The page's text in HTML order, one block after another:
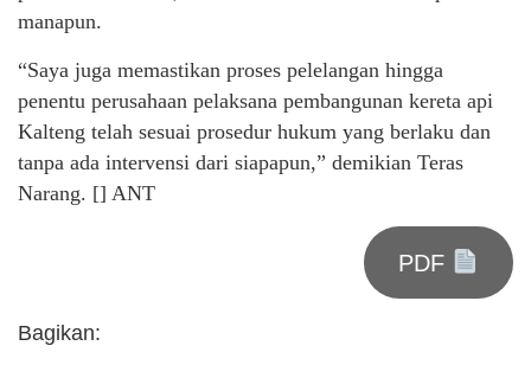
manapun.
“Saya juga memastikan proses pelelangan hingga
penentu perusahaan pelaksana pembangunan kereta api
Kalteng telah sesuai prosedur hukum yang berlaku dan
tanpa ada intervensi dari siapapun,” demikian Teras
Narang. [] ANT
PDF
Bagikan: